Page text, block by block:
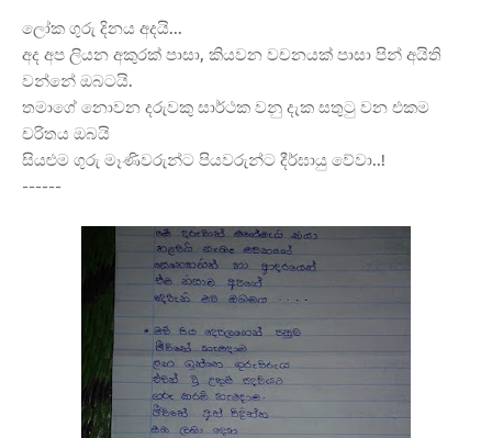
ලෝක ගුරු දිනය අදයි...
අද අප ලියන අකුරක් පාසා, කියවන වචනයක් පාසා පින් අයිති
වන්නේ ඔබටයි.
තමාගේ නොවන දරුවකු සාර්ථක වනු දැක සතුටු වන එකම
චරිතය ඔබයි
සියළුම ගුරු මෑණිවරුන්ට පියවරුන්ට දීර්ඝායු වේවා..!
------